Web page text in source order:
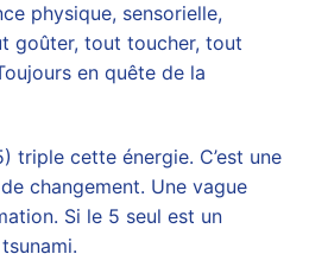
physique, sensorielle,
goûter, tout toucher, tout
en quête de la
triple cette énergie. C’est une
changement. Une vague
Si le 5 seul est un